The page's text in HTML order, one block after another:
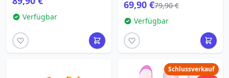
Verfügbar
69,90 €79,90 €
Verfügbar
Schlussverkauf